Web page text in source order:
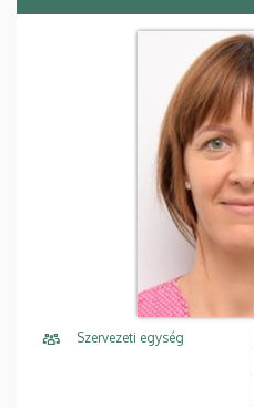
Szervezeti egység